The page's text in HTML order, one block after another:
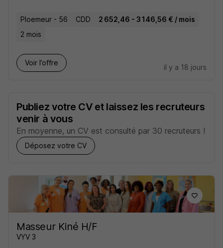
Ploemeur - 56 CDD
2 652,46 - 3 146,56 € / mois
2 mois
Voir l’offre
il y a 18 jours
Publiez votre CV et laissez les recruteurs
venir à vous
En moyenne, un CV est consulté par 30 recruteurs !
Déposez votre CV
Masseur Kiné H/F
VYV 3